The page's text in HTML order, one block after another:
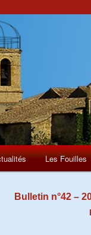
Les Fouilles
Bulletin n°42 –